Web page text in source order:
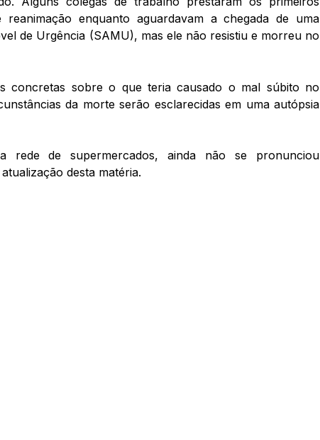
enquanto aguardavam a chegada de uma
de Urgência (SAMU), mas ele não resistiu e morreu no
concretas sobre o que teria causado o mal súbito no
da morte serão esclarecidas em uma autópsia
rede de supermercados, ainda não se pronunciou
desta matéria.